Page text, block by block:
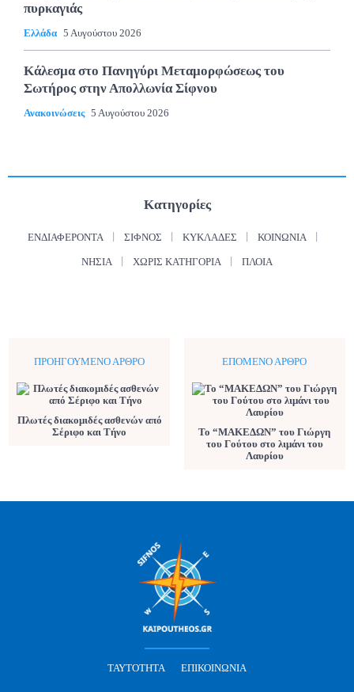
πυρκαγιάς
Ελλάδα 5 Αυγούστου 2026
Κάλεσμα στο Πανηγύρι Μεταμορφώσεως του
Σωτήρος στην Απολλωνία Σίφνου
Ανακοινώσεις 5 Αυγούστου 2026
Κατηγορίες
ΕΝΔΙΑΦΈΡΟΝΤΑ ΣΊΦΝΟΣ ΚΥΚΛΆΔΕΣ ΚΟΙΝΩΝΊΑ
ΝΗΣΙΆ ΧΩΡΊΣ ΚΑΤΗΓΟΡΊΑ ΠΛΟΊΑ
ΠΡΟΗΓΟΎΜΕΝΟ ΆΡΘΡΟ
Πλωτές διακομιδές ασθενών από
Σέριφο και Τήνο
ΕΠΌΜΕΝΟ ΆΡΘΡΟ
To “ΜΑΚΕΔΩΝ” του Γιώργη
του Γούτου στο λιμάνι του
Λαυρίου
ΤΑΥΤΌΤΗΤΑ ΕΠΙΚΟΙΝΩΝΊΑ